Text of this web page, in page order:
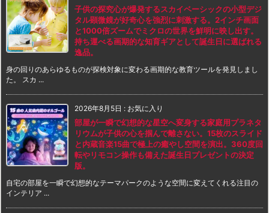
子供の探究心が爆発するスカイベーシックの小型デジ
タル顕微鏡が好奇心を強烈に刺激する。2インチ画面
と1000倍ズームでミクロの世界を鮮明に映し出す。
持ち運べる画期的な知育ギアとして誕生日に選ばれる
逸品。
身の回りのあらゆるものが探検対象に変わる画期的な教育ツールを発見しまし
た。 スカ ...
2026年8月5日 : お気に入り
部屋が一瞬で幻想的な星空へ変身する家庭用プラネタ
リウムが子供の心を掴んで離さない。15枚のスライド
と内蔵音楽15曲で極上の癒やし空間を演出。360度回
転やリモコン操作も備えた誕生日プレゼントの決定
版。
自宅の部屋を一瞬で幻想的なテーマパークのような空間に変えてくれる注目の
インテリア ...